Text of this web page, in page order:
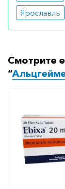
Ярославль
Смотрите
“